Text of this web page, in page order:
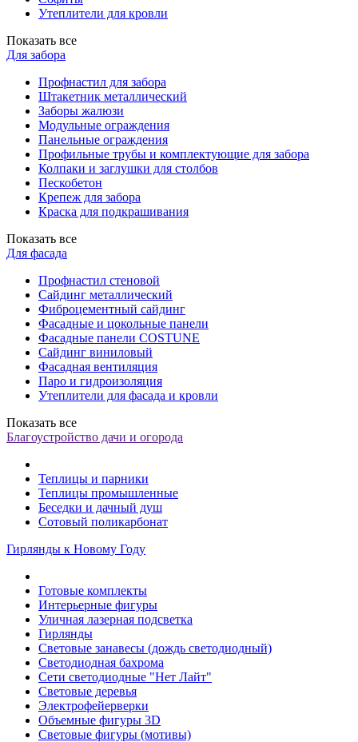
Утеплители для кровли
Показать все
Для забора
Профнастил для забора
Штакетник металлический
Заборы жалюзи
Модульные ограждения
Панельные ограждения
Профильные трубы и комплектующие для забора
Колпаки и заглушки для столбов
Пескобетон
Крепеж для забора
Краска для подкрашивания
Показать все
Для фасада
Профнастил стеновой
Сайдинг металлический
Фиброцементный сайдинг
Фасадные и цокольные панели
Фасадные панели COSTUNE
Сайдинг виниловый
Фасадная вентиляция
Паро и гидроизоляция
Утеплители для фасада и кровли
Показать все
Благоустройство дачи и огорода
Теплицы и парники
Теплицы промышленные
Беседки и дачный душ
Сотовый поликарбонат
Гирлянды к Новому Году
Готовые комплекты
Интерьерные фигуры
Уличная лазерная подсветка
Гирлянды
Световые занавесы (дождь светодиодный)
Светодиодная бахрома
Сети светодиодные "Нет Лайт"
Световые деревья
Электрофейерверки
Объемные фигуры 3D
Световые фигуры (мотивы)